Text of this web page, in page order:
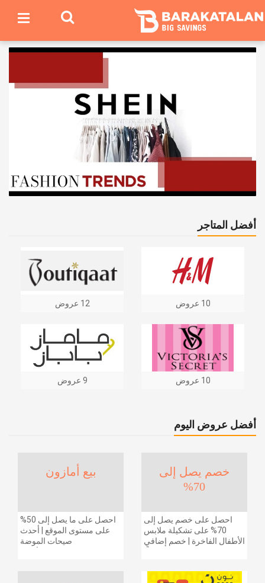
أفضل المتاجر
12 عروض 10 عروض
9 عروض 10 عروض
أفضل عروض اليوم
بيع أمازون
احصل على ما يصل إلى 50%
على مستوى الموقع | أحدث
صيحات الموضة
خصم يصل إلى
70%
احصل على خصم يصل إلى
70% على تشكيلة ملابس
الأطفال الفاخرة | خصم إضافي